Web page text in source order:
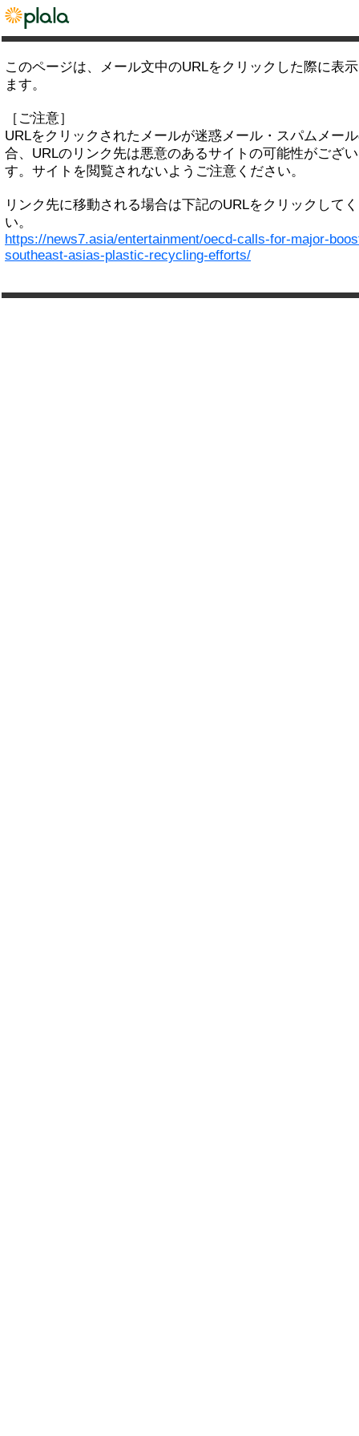
このページは、メール文中のURLをクリックした際に表
ます。
［ご注意］
URLをクリックされたメールが迷惑メール・スパムメー
合、URLのリンク先は悪意のあるサイトの可能性がござ
す。サイトを閲覧されないようご注意ください。
リンク先に移動される場合は下記のURLをクリックして
い。
https://news7.asia/entertainment/oecd-calls-for-major-
southeast-asias-plastic-recycling-efforts/